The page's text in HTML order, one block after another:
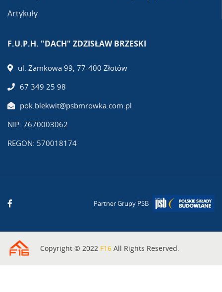
Artykuły
F.U.P.H. "DACH" ZDZISŁAW BRZESKI
ul. Zamkowa 99, 77-400 Złotów
67 349 25 98
pok.blekwit@psbmrowka.com.pl
NIP: 7670003062
REGON: 570018174
Partner Grupy PSB
Copyright © 2022 F16 All Rights Reserved.